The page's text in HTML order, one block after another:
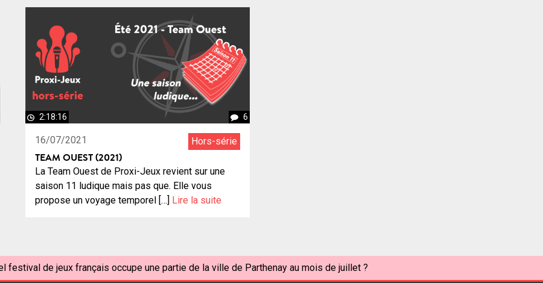
2:18:16 6
16/07/2021 Hors-série
TEAM OUEST (2021)
La Team Ouest de Proxi-Jeux revient sur une
saison 11 ludique mais pas que. Elle vous
propose un voyage temporel […]
Lire la suite
festival de jeux français occupe une partie de la ville de Parthenay au mois de juillet ?